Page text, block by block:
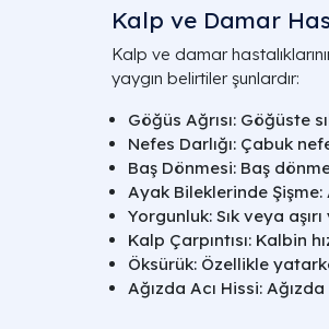
Kalp ve Damar
Kalp ve damar
yaygın belirtiler şunlardır:
Göğüs Ağrısı: Göğüste
Nefes Darlığı: Çabuk
Baş Dönmesi: Baş
Ayak Bileklerinde
Yorgunluk: Sık veya
Kalp Çarpıntısı: Kalbin
Öksürük: Özellikle
Ağızda Acı Hissi: